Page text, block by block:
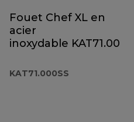
Fouet Chef XL en
acier
inoxydable KAT71.000SS
KAT71.000SS